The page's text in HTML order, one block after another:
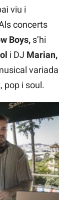
viu i
concerts
Boys, s’hi
i DJ Marian,
variada
pop i soul.